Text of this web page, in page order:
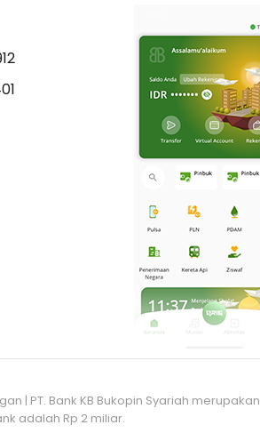
| PT. Bank KB Bukopin Syariah merupakan
adalah Rp 2 miliar.